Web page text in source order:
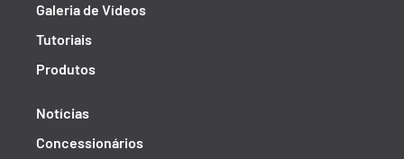
Galeria de Vídeos
Tutoriais
Produtos
Notícias
Concessionários